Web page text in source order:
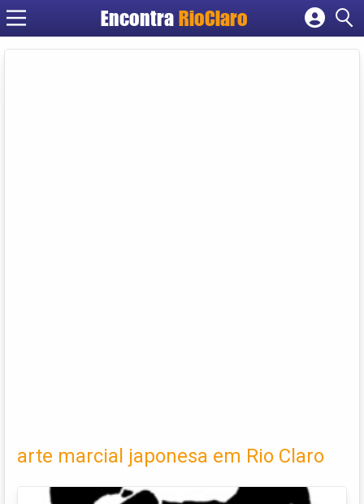
Encontra RioClaro
Cadastrar empresa
arte marcial japonesa em Rio Claro